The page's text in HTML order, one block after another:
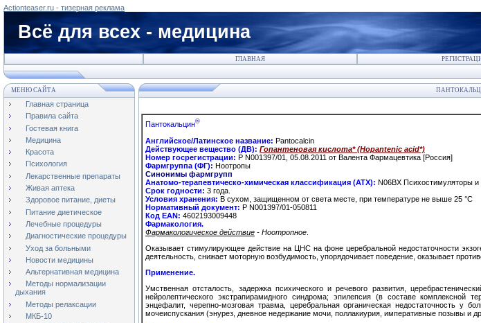
Actionteaser.ru - тизерная реклама
Всё для всех - медицина
ГЛАВНАЯ
МЕНЮ САЙТА
Главная страница
Правила сайта
Гостевая книга
Медицина
Красота
Психология
Лекарственные препараты
Живая аптека
Здоровое питание, диеты
Питание диетическое
Лечебные процедуры
Диагностические процедуры
Уход за больными
Новости медицины
Альтернативная медицина
Методы нормализации
дыхания
Методы релаксации
МКБ-10
Пантокальцин®
Английское/Латинское название: Pantocalcin
Действующее вещество (ДВ): Гопантеновая кислота* (Hopantenic acid*)
Номер госрегистрации: Р N001397/01, 05.08.2011 от Валента Фармацевтика [Россия]
Фармгруппа (ФГ): Ноотропы
Синонимы фармгрупп
Анатомо-терапевтическо-химическая классификация (АТХ): N06BX Психостимуляторы и
Срок годности: 3 года.
Условия хранения: В сухом, защищенном от света месте, при температуре не выше 25 °C
Нормативный документ: P N001397/01-050811
Код EAN: 4602193009448
Фармакология.
Фармакологическое действие - Ноотропное
Оказывает стимулирующее действие на ЦНС на фоне церебральной недостаточности
деятельность, снижает моторную возбудимость, упорядочивает поведение, оказывает
Применение.
Умственная отсталость, задержка психического и речевого развития,
нейролептического экстрапирамидного синдрома; эпилепсия (в составе комплексной
энцефалит, черепно-мозговая травма, церебральная органическая недостаточность у
мочеиспускания (энурез, дневное недержание мочи, поллакиурия, императивные позывы и